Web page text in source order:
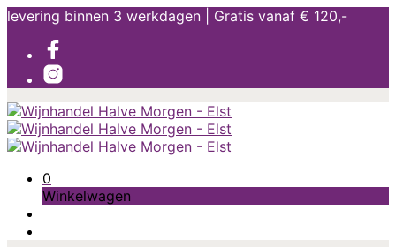
levering binnen 3 werkdagen | Gratis vanaf € 120,-
0
Winkelwagen